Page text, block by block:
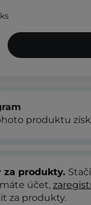
ks
produktu
za produkty.
účet,
za produkty.